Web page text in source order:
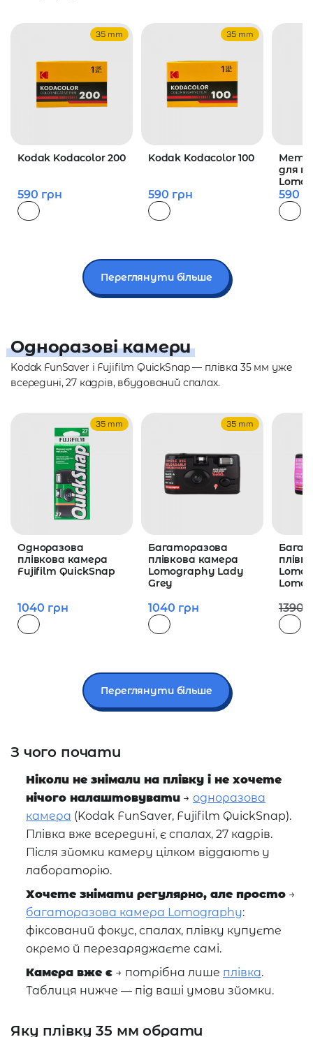
35 mm
Kodak Kodacolor 200
590 грн
35 mm
Kodak Kodacolor 100
590 грн
для
590
Переглянути більше
Одноразові камери
Kodak FunSaver і Fujifilm QuickSnap — плівка 35 мм уже
всередині, 27 кадрів, вбудований спалах.
35 mm
Одноразова
плівкова камера
Fujifilm QuickSnap
1040 грн
35 mm
Багаторазова
плівкова камера
Lomography Lady
Grey
1040 грн 1390
Переглянути більше
З чого почати
Ніколи не знімали на плівку і не хочете
нічого налаштовувати → одноразова
камера (Kodak FunSaver, Fujifilm QuickSnap).
Плівка вже всередині, є спалах, 27 кадрів.
Після зйомки камеру цілком віддають у
лабораторію.
Хочете знімати регулярно, але просто →
багаторазова камера Lomography:
фіксований фокус, спалах, плівку купуєте
окремо й перезаряджаєте самі.
Камера вже є → потрібна лише плівка.
Таблиця нижче — під ваші умови зйомки.
Яку плівку 35 мм обрати